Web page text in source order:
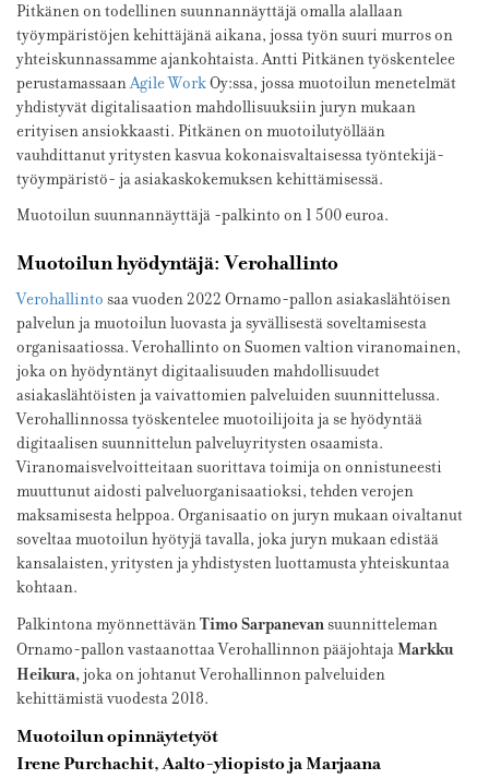
Pitkänen on todellinen suunnannäyttäjä omalla alallaan
työympäristöjen kehittäjänä aikana, jossa työn suuri murros on
yhteiskunnassamme ajankohtaista. Antti Pitkänen työskentelee
perustamassaanAgileWorkOy:ssa, jossa muotoilun menetelmät
yhdistyvät digitalisaation mahdollisuuksiin juryn mukaan
erityisen ansiokkaasti. Pitkänen on muotoilutyöllään
vauhdittanut yritysten kasvua kokonaisvaltaisessa työntekijä-
työympäristö- ja asiakaskokemuksen kehittämisessä.
Muotoilun suunnannäyttäjä -palkinto on 1 500 euroa.
Muotoilun hyödyntäjä: Verohallinto
Verohallinto saa vuoden 2022 Ornamo-pallon asiakaslähtöisen
palvelun ja muotoilun luovasta ja syvällisestä soveltamisesta
organisaatiossa. Verohallinto on Suomen valtion viranomainen,
joka on hyödyntänyt digitaalisuuden mahdollisuudet
asiakaslähtöisten ja vaivattomien palveluiden suunnittelussa.
Verohallinnossa työskentelee muotoilijoita ja se hyödyntää
digitaalisen suunnittelun palveluyritysten osaamista.
Viranomaisvelvoitteitaan suorittava toimija on onnistuneesti
muuttunut aidosti palveluorganisaatioksi, tehden verojen
maksamisesta helppoa. Organisaatio on juryn mukaan oivaltanut
soveltaa muotoilun hyötyjä tavalla, joka juryn mukaan edistää
kansalaisten, yritysten ja yhdistysten luottamusta yhteiskuntaa
kohtaan.
Palkintona myönnettävänTimo Sarpanevansuunnitteleman
Ornamo-pallon vastaanottaa Verohallinnon pääjohtajaMarkku
Heikura,joka on johtanut Verohallinnon palveluiden
kehittämistä vuodesta 2018.
Muotoilun opinnäytetyöt
Irene Purchachit,Aalto-yliopisto jaMarjaana